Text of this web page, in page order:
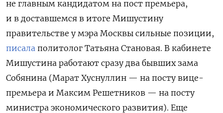
не главным кандидатом на пост премьера,
и в доставшемся в итоге Мишустину
правительстве у мэра Москвы сильные позиции,
писала политолог Татьяна Становая. В кабинете
Мишустина работают сразу два бывших зама
Собянина (Марат Хуснуллин — на посту вице-
премьера и Максим Решетников — на посту
министра экономического развития). Еще